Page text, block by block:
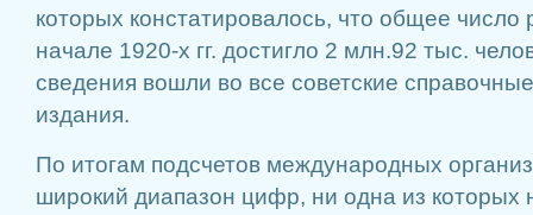
которых констатировалось, что общее число
начале 1920-х гг. достигло 2 млн.92 тыс.
сведения вошли во все советские
издания.
По итогам подсчетов международных
широкий диапазон цифр, ни одна из которых